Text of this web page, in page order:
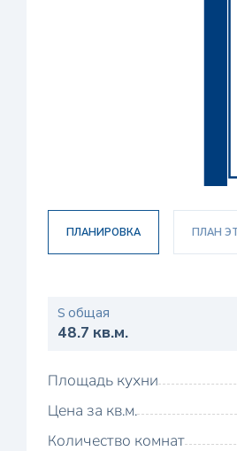
ПЛАНИРОВКА ПЛАН
S общая
48.7 кв.м.
Площадь кухни
Цена за кв.м.
Количество комнат